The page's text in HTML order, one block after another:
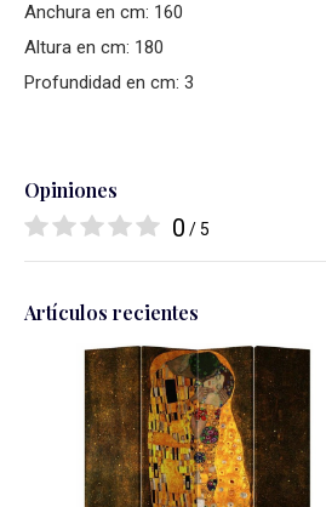
Anchura en cm: 160
Altura en cm: 180
Profundidad en cm: 3
Opiniones
0 / 5
Artículos recientes